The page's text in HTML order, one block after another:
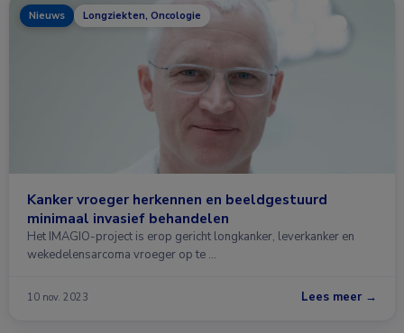
Nieuws Longziekten, Oncologie
Kanker vroeger herkennen en beeldgestuurd
minimaal invasief behandelen
Het IMAGIO-project is erop gericht longkanker, leverkanker en
wekedelensarcoma vroeger op te …
10 nov. 2023 Lees meer →